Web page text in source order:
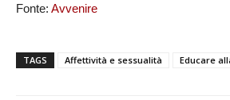
Fonte: Avvenire
TAGS Affettività e sessualità Educare